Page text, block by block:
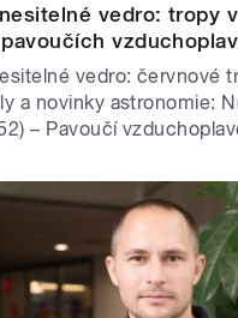
vedro: tropy
vedro: červnové
a novinky astronomie:
– Pavoučí